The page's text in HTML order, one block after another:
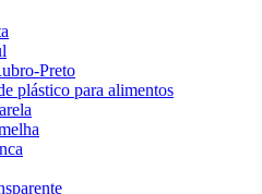
Preto
plástico para alimentos